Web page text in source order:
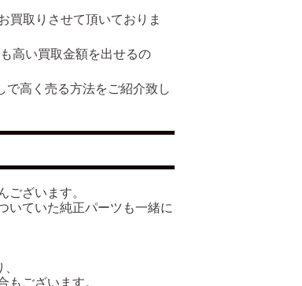
買取りさせて頂いておりま
高い買取金額を出せるの
で高く売る方法をご紹介致し
ございます。
いていた純正パーツも一緒に
ございます。